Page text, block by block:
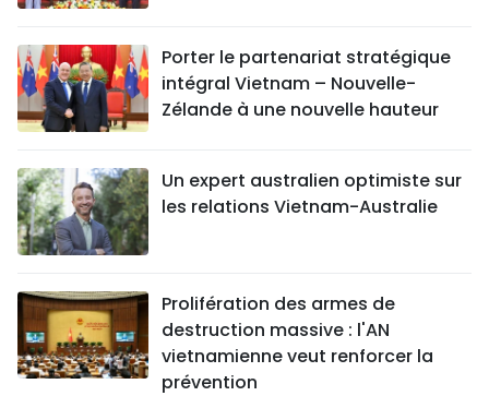
Porter le partenariat stratégique
intégral Vietnam – Nouvelle-
Zélande à une nouvelle hauteur
Un expert australien optimiste sur
les relations Vietnam-Australie
Prolifération des armes de
destruction massive : l'AN
vietnamienne veut renforcer la
prévention